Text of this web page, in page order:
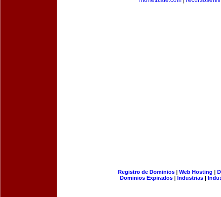
Registro de Dominios| Web Hosting |
Dominios Expirados | Industrias |